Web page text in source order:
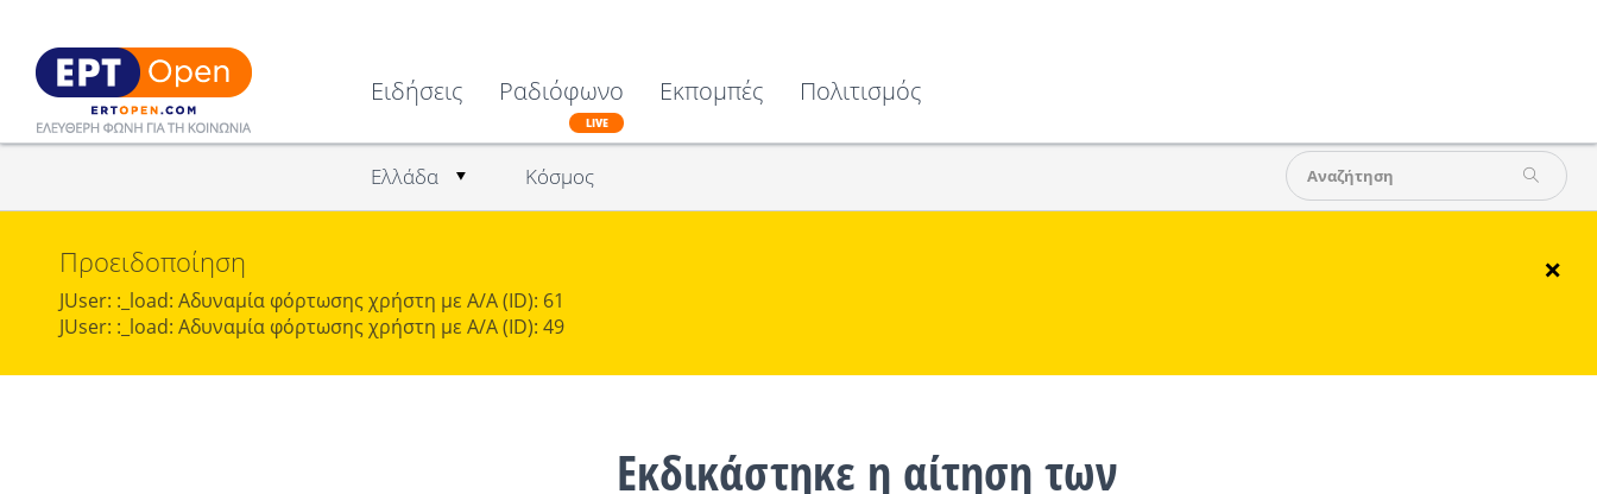
Ειδήσεις
Ελλάδα Κόσμος
Ραδιόφωνο
LIVE
Εκπομπές Πολιτισμός
×
Προειδοποίηση
JUser: :_load: Αδυναμία φόρτωσης χρήστη με Α/Α (ID): 61
JUser: :_load: Αδυναμία φόρτωσης χρήστη με Α/Α (ID): 49
Εκδικάστηκε η αίτηση των